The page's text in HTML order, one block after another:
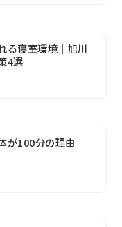
る寝室環境｜旭川
4選
が100分の理由